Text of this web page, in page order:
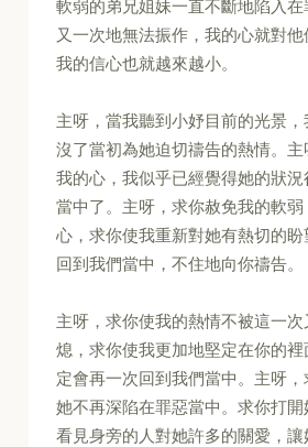
軟弱的弟兄姐妹一直不斷地陷入
又一次地無法振作，我的心就對他
我的信心也就越來越小。
主呀，當我聽到小妤目前的光景
沒了當初為她迫切禱告的熱情。
我的心，我似乎已經覺得她的狀
當中了。主呀，求你赦免我的軟
心，求你使我重新對她有熱切的
回到我們當中，不住地向你禱告。
主呀，求你使我的熱情不被這一
熄，求你使我更加地堅定在你的
定會再一次回到我們當中。主呀
她不再深陷在罪惡當中。求你打
看見身旁的人對她許多的關愛，讓